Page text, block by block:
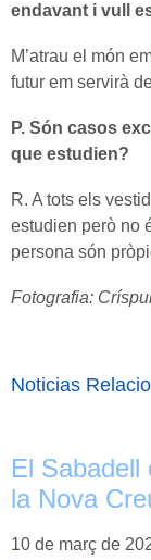
endavant i vull
M’atrau el món
futur em servirà
P. Són casos
que estudien?
R. A tots els
estudien però no
persona són
Fotografia:
Noticias
El Sabadell
la Nova
10 de març de